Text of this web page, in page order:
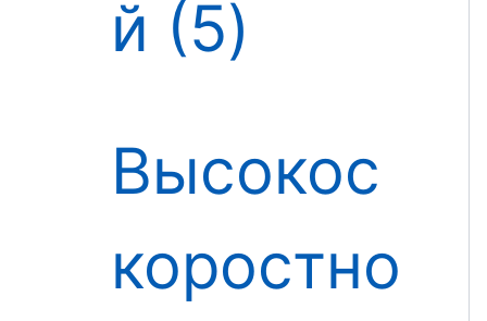
й
5
Высокос
коростно